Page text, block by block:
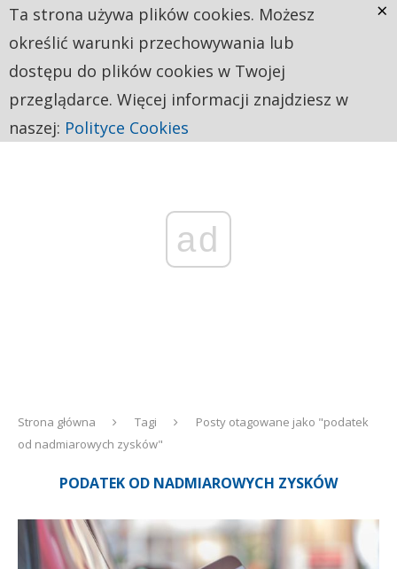
ad
Strona główna Tagi
Posty otagowane jako "podatek
od nadmiarowych zysków"
PODATEK OD NADMIAROWYCH ZYSKÓW
Ta strona używa plików cookies. Możesz
określić warunki przechowywania lub
dostępu do plików cookies w Twojej
przeglądarce. Więcej informacji znajdziesz w
naszej: Polityce Cookies
×